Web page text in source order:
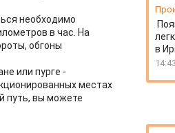
необходимо
в час. На
обгоны
или пурге -
местах
путь, вы можете
в